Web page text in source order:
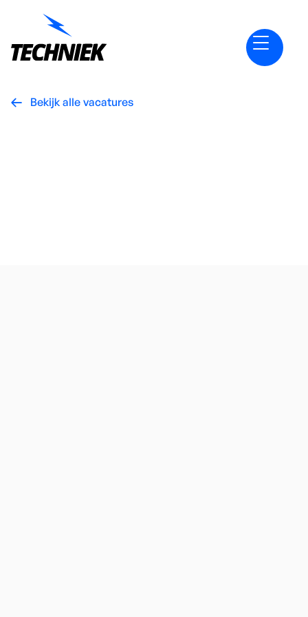
 Bekijk alle vacatures